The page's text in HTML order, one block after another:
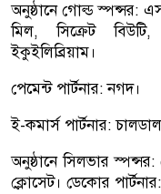
অনুষ্ঠানে গোল্ড স্পন্সর:
মিল, সিক্রেট
ইকুইলিব্রিয়াম।
পেমেন্ট পার্টনার: নগদ।
ই-কমার্স পার্টনার:
অনুষ্ঠানে সিলভার
ক্লোসেট। ডেকোর